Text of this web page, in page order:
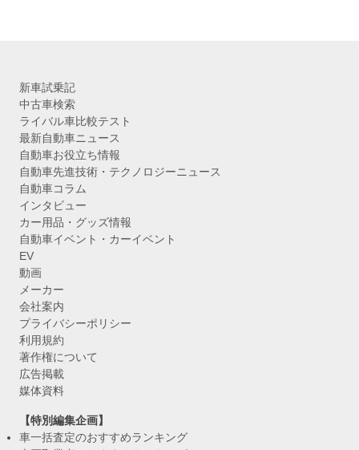
新車試乗記
中古車検索
ライバル車比較テスト
最新自動車ニュース
自動車お役立ち情報
自動車先進技術・テクノロジーニュース
自動車コラム
インタビュー
カー用品・グッズ情報
自動車イベント・カーイベント
EV
動画
メーカー
会社案内
プライバシーポリシー
利用規約
著作権について
広告掲載
媒体資料
【特別編集企画】
車一括査定のおすすめランキング